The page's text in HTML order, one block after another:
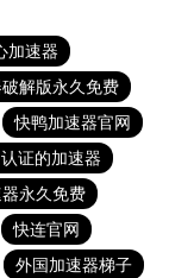
加速器
解版永久免费
快鸭加速器官网
证的加速器
永久免费
快连官网
外国加速器梯子